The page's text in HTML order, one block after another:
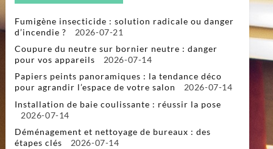
Fumigène insecticide : solution radicale ou danger
d’incendie ?
2026-07-21
Coupure du neutre sur bornier neutre : danger
pour vos appareils
2026-07-14
Papiers peints panoramiques : la tendance déco
pour agrandir l’espace de votre salon
2026-07-14
Installation de baie coulissante : réussir la pose
2026-07-14
Déménagement et nettoyage de bureaux : des
étapes clés
2026-07-14